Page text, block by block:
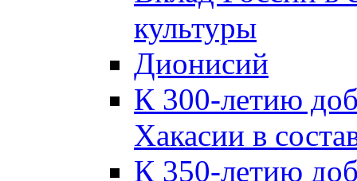
культуры
Дионисий
К 300-летию
Хакасии в
К 350-летию